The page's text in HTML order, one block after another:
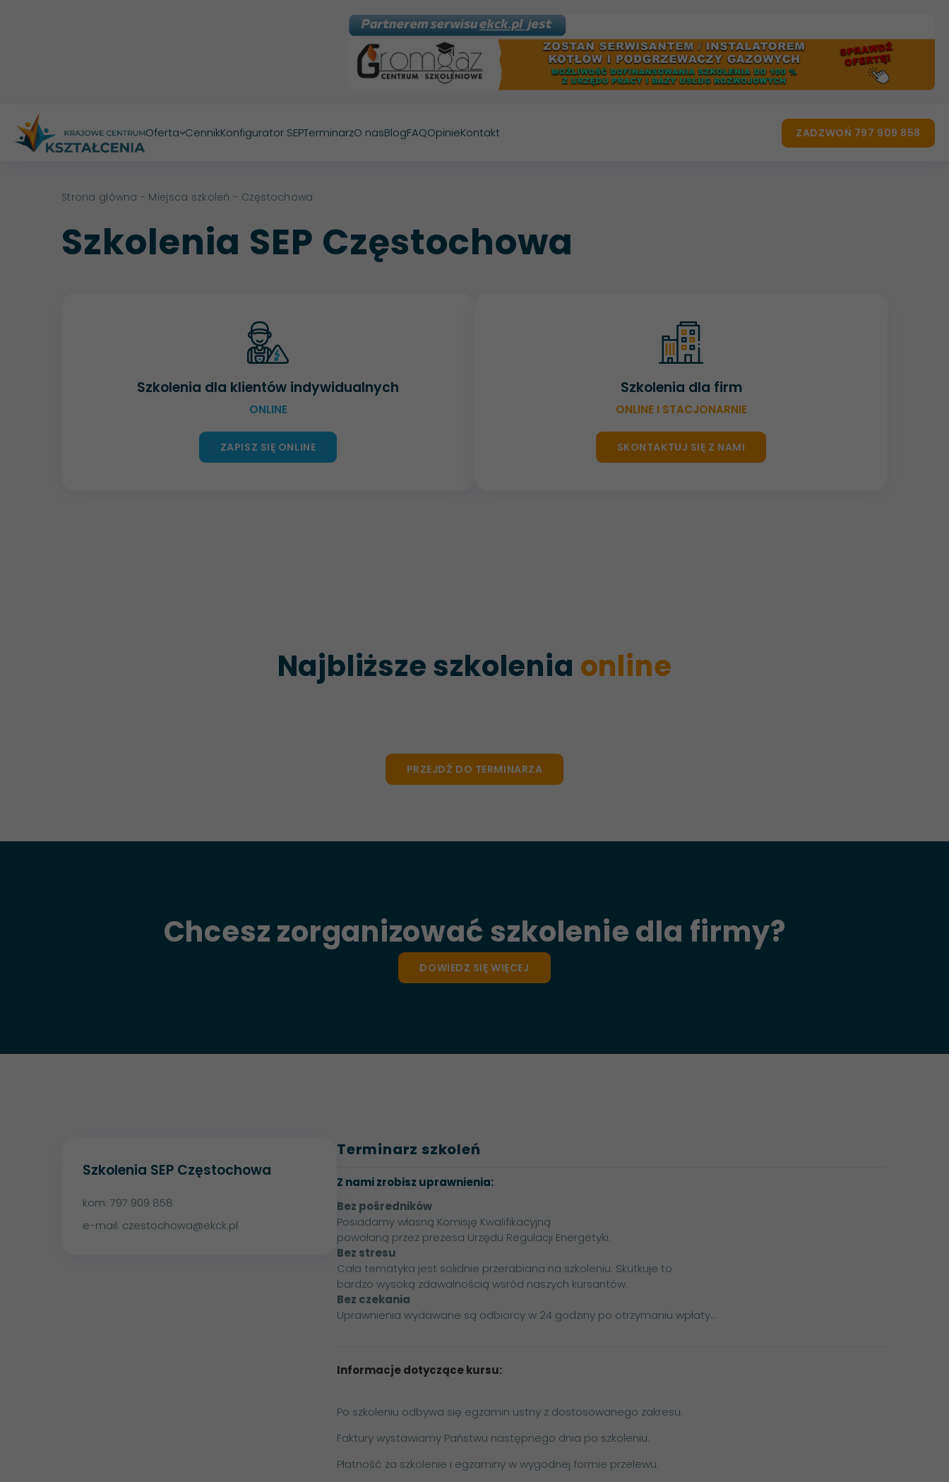
Oferta>CennikKonfigurator SEPTerminarzO nasBlogFAQOpinieKontakt ZADZWOŃ 797 909 858
Strona główna - Miejsca szkoleń - Częstochowa
Szkolenia SEP Częstochowa
Szkolenia dla klientów indywidualnych
ONLINE
ZAPISZ SIĘ ONLINE
Szkolenia dla firm
ONLINE I STACJONARNIE
SKONTAKTUJ SIĘ Z NAMI
Najbliższe szkolenia online
PRZEJDŹ DO TERMINARZA
Chcesz zorganizować szkolenie dla firmy?
DOWIEDZ SIĘ WIĘCEJ
Szkolenia SEP Częstochowa
kom: 797 909 858
e-mail: czestochowa@ekck.pl
Terminarz szkoleń
Z nami zrobisz uprawnienia:
Bez pośredników
Posiadamy własną Komisję Kwalifikacyjną
powołaną przez prezesa Urzędu Regulacji Energetyki.
Bez stresu
Cała tematyka jest solidnie przerabiana na szkoleniu. Skutkuje to
bardzo wysoką zdawalnością wsród naszych kursantów.
Bez czekania
Uprawnienia wydawane są odbiorcy w 24 godziny po otrzymaniu wpłaty...
Informacje dotyczące kursu:
Po szkoleniu odbywa się egzamin ustny z dostosowanego zakresu.
Faktury wystawiamy Państwu następnego dnia po szkoleniu.
Płatność za szkolenie i egzaminy w wygodnej formie przelewu.